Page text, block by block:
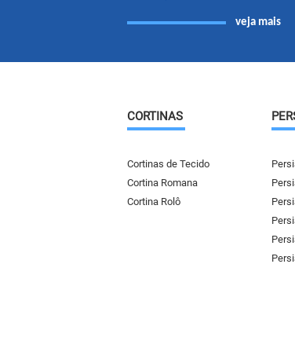
veja mais
CORTINAS
Cortinas de Tecido
Cortina Romana
Cortina Rolô